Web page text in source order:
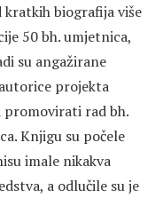
kratkih biografija više
50 bh. umjetnica,
su angažirane
projekta
rad bh.
Knjigu su počele
imale nikakva
a odlučile su je